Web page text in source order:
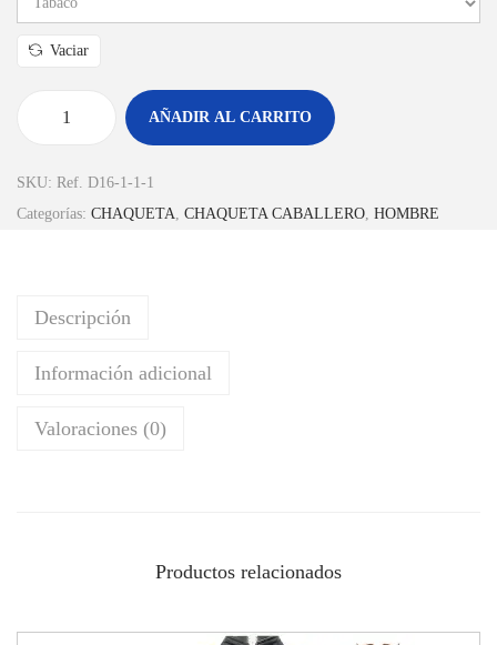
Vaciar
AÑADIR AL CARRITO
SKU: Ref. D16-1-1-1
Categorías: CHAQUETA, CHAQUETA CABALLERO, HOMBRE
Descripción
Información adicional
Valoraciones (0)
Productos relacionados